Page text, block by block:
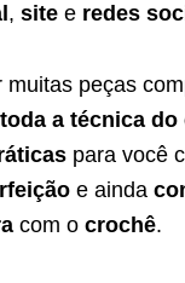
, site e redes
muitas peças
toda a técnica do
para você
e ainda
com o crochê.